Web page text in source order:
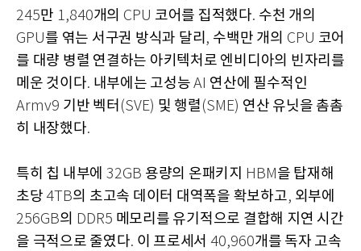
245만 1,840개의 CPU 코어를 집적했다. 수천 개의
GPU를 엮는 서구권 방식과 달리 , 수백만 개의 CPU 코어
를 대량 병렬 연결하는 아키텍처로 엔비디아의 빈자리를
메운 것이다. 내부에는 고성능AI 연산에 필수적인
Armv9 기반 벡터 (SVE) 및 행렬 (SME) 연산 유닛을 촘촘
히 내장했다.
특히 칩 내부에 32GB 용량의 온패키지 HBM 을 탑재해
초당 4TB의 초고속 데이터 대역폭을 확보하고, 외부에
256GB의 DDR5 메모리를 유기적으로 결합해 지연 시간
을 극적으로 줄였다. 이 프로세서 40,960개를 독자 고속